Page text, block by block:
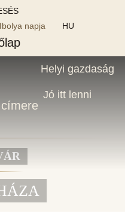
napja
HU
Helyi gazdaság
Jó itt lenni